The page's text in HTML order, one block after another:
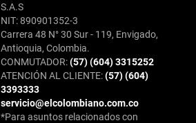
S.A.S
NIT: 890901352-3
Carrera 48 N° 30 Sur - 119, Envigado,
Antioquia, Colombia.
CONMUTADOR:(57) (604) 3315252
ATENCIÓN AL CLIENTE:(57) (604)
3393333
servicio@elcolombiano.com.co
*Para asuntos relacionados con